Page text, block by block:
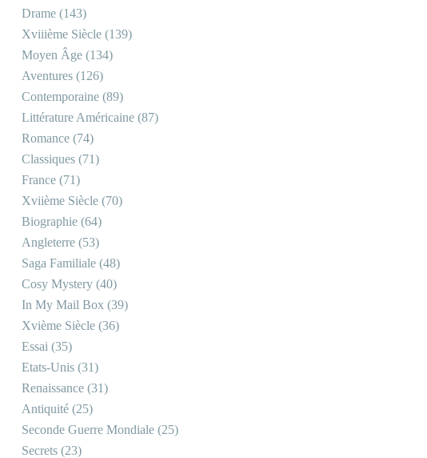
Drame (143)
Xviiième Siècle (139)
Moyen Âge (134)
Aventures (126)
Contemporaine (89)
Littérature Américaine (87)
Romance (74)
Classiques (71)
France (71)
Xviième Siècle (70)
Biographie (64)
Angleterre (53)
Saga Familiale (48)
Cosy Mystery (40)
In My Mail Box (39)
Xvième Siècle (36)
Essai (35)
Etats-Unis (31)
Renaissance (31)
Antiquité (25)
Seconde Guerre Mondiale (25)
Secrets (23)